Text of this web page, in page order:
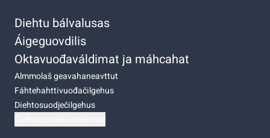
Diehtu bálvalusas
Áigeguovdilis
Oktavuođaváldimat ja máhcahat
Almmolaš geavahaneavttut
Fáhtehahttivuođačilgehus
Diehtosuodječilgehus